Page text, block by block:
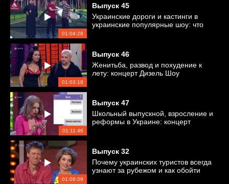
01:04:28
Выпуск 45
Украинские дороги и кастинги в
украинские популярные шоу: что
01:03:18
Выпуск 46
Женитьба, развод и похудение к
лету: концерт Дизель Шоу
01:11:46
Выпуск 47
Школьный выпускной, взросление и
реформы в Украине: концерт
01:08:09
Выпуск 32
Почему украинских туристов всегда
узнают за рубежом и как обойти